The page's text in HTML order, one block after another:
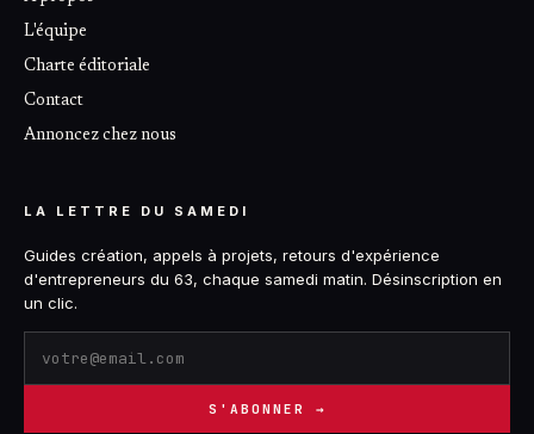
L'équipe
Charte éditoriale
Contact
Annoncez chez nous
LA LETTRE DU SAMEDI
Guides création, appels à projets, retours d'expérience
d'entrepreneurs du 63, chaque samedi matin. Désinscription en
un clic.
S'ABONNER →